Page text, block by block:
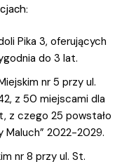
Pika 3, oferujących
do 3 lat.
nr 5 przy ul.
z 50 miejscami dla
z czego 25 powstało
Maluch” 2022-2029.
nr 8 przy ul. St.